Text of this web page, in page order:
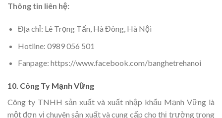
Thông tin liên hệ:
Địa chỉ: Lê Trọng Tấn, Hà Đông, Hà Nội
Hotline: 0989 056 501
Fanpage: https://www.facebook.com/banghetrehanoi
10. Công Ty Mạnh Vững
Công ty TNHH sản xuất và xuất nhập khẩu Mạnh Vững là
một đơn vị chuyên sản xuất và cung cấp cho thị trường trong